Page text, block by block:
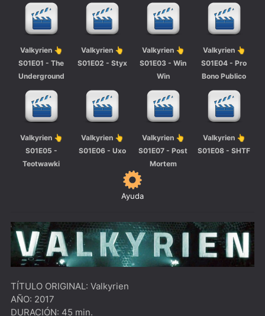
Valkyrien 👆
S01E01 - The
Underground
Valkyrien 👆
S01E02 - Styx
Valkyrien 👆
S01E03 - Win
Win
Valkyrien 👆
S01E04 - Pro
Bono Publico
Valkyrien 👆
S01E05 -
Teotwawki
Valkyrien 👆
S01E06 - Uxo
Valkyrien 👆
S01E07 - Post
Mortem
Valkyrien 👆
S01E08 - SHTF
Ayuda
TÍTULO ORIGINAL: Valkyrien
AÑO: 2017
DURACIÓN: 45 min.